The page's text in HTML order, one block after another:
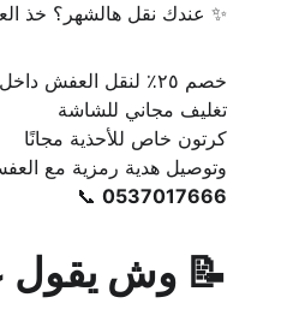
✨ عندك نقل هالشهر؟ خذ
خصم ٢٥٪ لنقل العفش داخل حي المحجر
تغليف مجاني للشاشة
كرتون خاص للأحذية مجانًا
وتوصيل هدية رمزية مع
📞 0537017666
📝 وش يقول